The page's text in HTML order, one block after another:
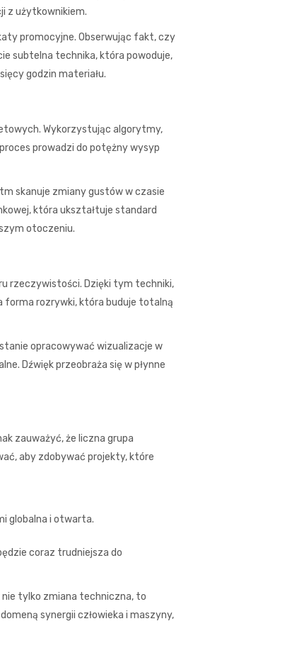
z użytkownikiem.
promocyjne. Obserwując fakt, czy
subtelna technika, która powoduje,
godzin materiału.
Wykorzystując algorytmy,
prowadzi do potężny wysyp
skanuje zmiany gustów w czasie
która ukształtuje standard
otoczeniu.
rzeczywistości. Dzięki tym techniki,
forma rozrywki, która buduje totalną
opracowywać wizualizacje w
Dźwięk przeobraża się w płynne
zauważyć, że liczna grupa
aby zdobywać projekty, które
globalna i otwarta.
coraz trudniejsza do
nie tylko zmiana techniczna, to
synergii człowieka i maszyny,